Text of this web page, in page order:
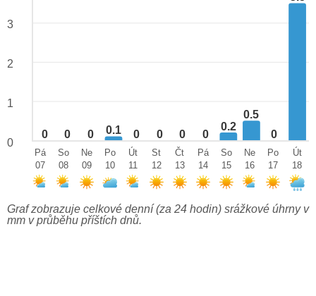
0 0 0 0.1 0 0 0 0
0.2
0.5
0
3
2
1
0
Pá
07
So
08
Ne
09
Po
10
Út
11
St
12
Čt
13
Pá
14
So
15
Ne
16
Po
17
Út
18
Graf zobrazuje celkové denní (za 24 hodin) srážkové úhrny v
mm v průběhu příštích dnů.